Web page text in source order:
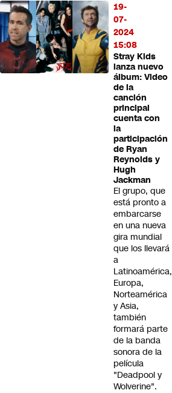
19-
07-
2024
15:08
Stray Kids
lanza nuevo
álbum: Video
de la
canción
principal
cuenta con
la
participación
de Ryan
Reynolds y
Hugh
Jackman
El grupo, que
está pronto a
embarcarse
en una nueva
gira mundial
que los llevará
a
Latinoamérica,
Europa,
Norteamérica
y Asia,
también
formará parte
de la banda
sonora de la
película
"Deadpool y
Wolverine".